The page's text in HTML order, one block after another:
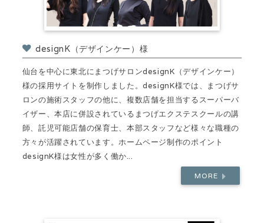
designK（デザインケー）様
仙台を中心に東北にまつげサロンdesignK（デザインケー）
様の採用サイトを制作しました。designK様では、まつげサ
ロンの施術スタッフの他に、複数店舗を担当するスーパーバ
イザー、本店に併設されているまつげエクステスクールの講
師、託児可能店舗の保育士、本部スタッフなど様々な職種の
方々が活躍されています。ホームページ制作のポイント
designK様は女性が多く働か...
MORE